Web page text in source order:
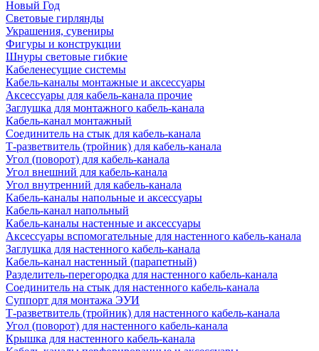
Новый Год
Световые гирлянды
Украшения, сувениры
Фигуры и конструкции
Шнуры световые гибкие
Кабеленесущие системы
Кабель-каналы монтажные и аксессуары
Аксессуары для кабель-канала прочие
Заглушка для монтажного кабель-канала
Кабель-канал монтажный
Соединитель на стык для кабель-канала
Т-разветвитель (тройник) для кабель-канала
Угол (поворот) для кабель-канала
Угол внешний для кабель-канала
Угол внутренний для кабель-канала
Кабель-каналы напольные и аксессуары
Кабель-канал напольный
Кабель-каналы настенные и аксессуары
Аксессуары вспомогательные для настенного кабель-канала
Заглушка для настенного кабель-канала
Кабель-канал настенный (парапетный)
Разделитель-перегородка для настенного кабель-канала
Соединитель на стык для настенного кабель-канала
Суппорт для монтажа ЭУИ
Т-разветвитель (тройник) для настенного кабель-канала
Угол (поворот) для настенного кабель-канала
Крышка для настенного кабель-канала